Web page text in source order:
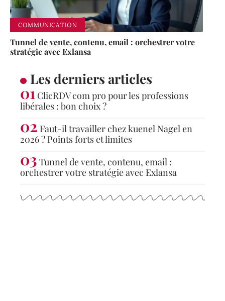
COMMUNICATION
Tunnel de vente, contenu, email : orchestrer votre
stratégie avec Exlansa
Les derniers articles
ClicRDV com pro pour les professions
libérales : bon choix ?
Faut-il travailler chez kuenel Nagel en
2026 ? Points forts et limites
Tunnel de vente, contenu, email :
orchestrer votre stratégie avec Exlansa